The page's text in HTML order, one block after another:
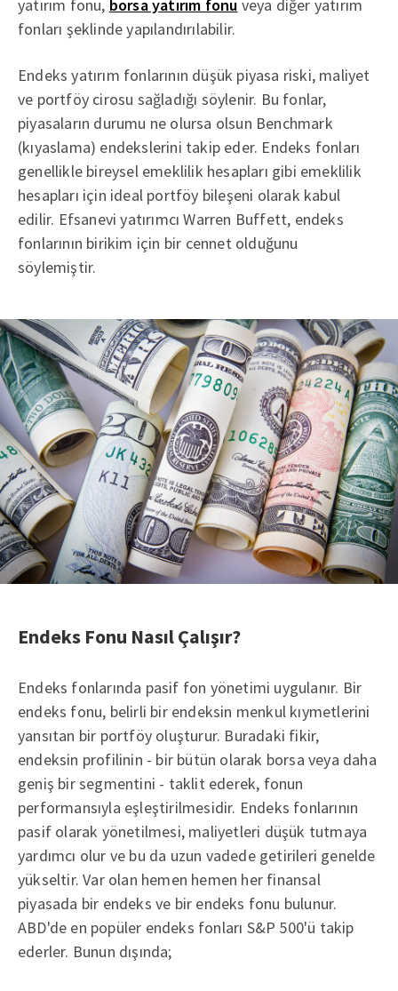
yatırım fonu, borsa yatırım fonu veya diğer yatırım
fonları şeklinde yapılandırılabilir.
Endeks yatırım fonlarının düşük piyasa riski, maliyet
ve portföy cirosu sağladığı söylenir. Bu fonlar,
piyasaların durumu ne olursa olsun Benchmark
(kıyaslama) endekslerini takip eder. Endeks fonları
genellikle bireysel emeklilik hesapları gibi emeklilik
hesapları için ideal portföy bileşeni olarak kabul
edilir. Efsanevi yatırımcı Warren Buffett, endeks
fonlarının birikim için bir cennet olduğunu
söylemiştir.
Endeks Fonu Nasıl Çalışır?
Endeks fonlarında pasif fon yönetimi uygulanır. Bir
endeks fonu, belirli bir endeksin menkul kıymetlerini
yansıtan bir portföy oluşturur. Buradaki fikir,
endeksin profilinin - bir bütün olarak borsa veya daha
geniş bir segmentini - taklit ederek, fonun
performansıyla eşleştirilmesidir. Endeks fonlarının
pasif olarak yönetilmesi, maliyetleri düşük tutmaya
yardımcı olur ve bu da uzun vadede getirileri genelde
yükseltir. Var olan hemen hemen her finansal
piyasada bir endeks ve bir endeks fonu bulunur.
ABD'de en popüler endeks fonları S&P 500'ü takip
ederler. Bunun dışında;